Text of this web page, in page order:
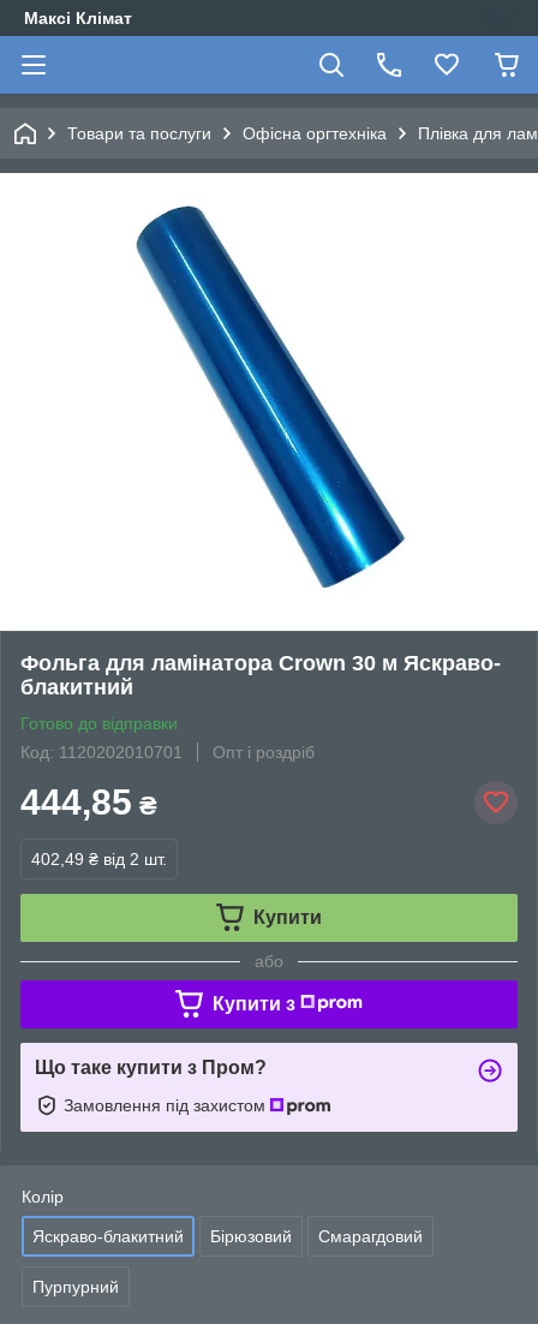
Максі Клімат
Товари та послуги Офісна оргтехніка Плівка для
Фольга для ламінатора Crown 30 м Яскраво-
блакитний
Готово до відправки
Код: 1120202010701
Опт і роздріб
444,85 ₴
402,49 ₴ від 2 шт.
Купити
або
Купити з
Що таке купити з Пром?
Замовлення під захистом
Колір
Яскраво-блакитний Бірюзовий Смарагдовий
Пурпурний